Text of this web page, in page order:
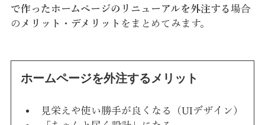
で作ったホームページのリニューアルを外注する 場合
の メリット・デメリット をまとめてみます。
ホームページを外注するメリット
見栄えや使い勝手が良くなる（UIデザイン）